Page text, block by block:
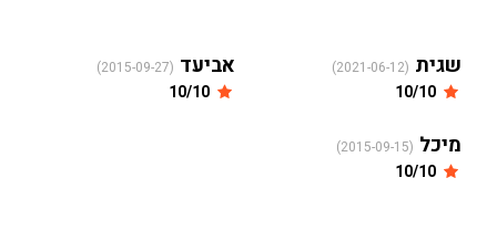
שגית (2021-06-12) אביעד (2015-09-27)
מיכל (2015-09-15)